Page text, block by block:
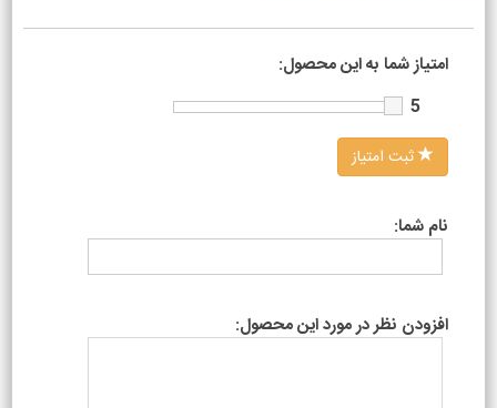
امتیاز شما به این محصول:
5
ثبت امتیاز
نام شما:
افزودن نظر در مورد این محصول: